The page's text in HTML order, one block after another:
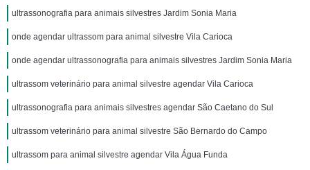
ultrassonografia para animais silvestres Jardim Sonia Maria
onde agendar ultrassom para animal silvestre Vila Carioca
onde agendar ultrassonografia para animais silvestres Jardim Sonia Maria
ultrassom veterinário para animal silvestre agendar Vila Carioca
ultrassonografia para animais silvestres agendar São Caetano do Sul
ultrassom veterinário para animal silvestre São Bernardo do Campo
ultrassom para animal silvestre agendar Vila Água Funda